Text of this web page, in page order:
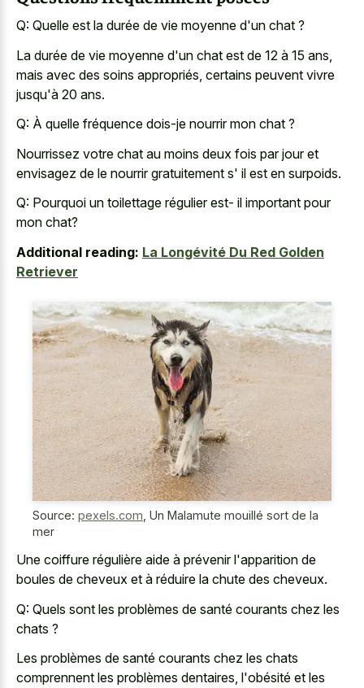
Q: Quelle est la durée de vie moyenne d'un chat ?
La durée de vie moyenne d'un chat est de 12 à 15 ans,
mais avec des soins appropriés, certains peuvent vivre
jusqu'à 20 ans.
Q: À quelle fréquence dois-je nourrir mon chat ?
Nourrissez votre chat au moins deux fois par jour et
envisagez de le nourrir gratuitement s' il est en surpoids.
Q: Pourquoi un toilettage régulier est- il important pour
mon chat?
Additional reading: La Longévité Du Red Golden
Retriever
Source: pexels.com Un Malamute mouillé sort de la
mer
Une coiffure régulière aide à prévenir l'apparition de
boules de cheveux et à réduire la chute des cheveux.
Q: Quels sont les problèmes de santé courants chez les
chats ?
Les problèmes de santé courants chez les chats
comprennent les problèmes dentaires, l'obésité et les